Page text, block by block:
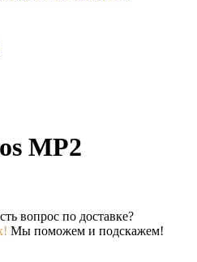
MP2
вопрос по доставке?
Мы поможем и подскажем!